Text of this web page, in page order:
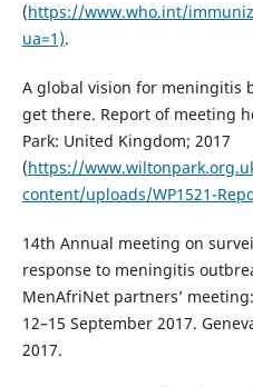
(https://www.who.int/
ua=1).
A global vision for meningitis
get there. Report of meeting
Park: United Kingdom; 2017
(https://
content/uploads/WP1521-
14th Annual meeting on
response to meningitis
MenAfriNet partners’
12–15 September 2017.
2017.